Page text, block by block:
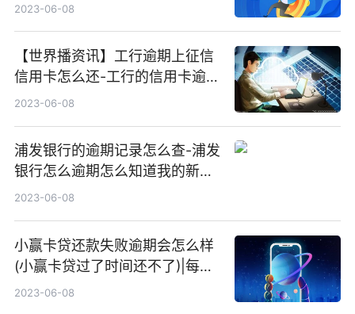
2023-06-08
【世界播资讯】工行逾期上征信
信用卡怎么还-工行的信用卡逾期
会扣工行的工资卡么
2023-06-08
浦发银行的逾期记录怎么查-浦发
银行怎么逾期怎么知道我的新地
址 全球实时
2023-06-08
小赢卡贷还款失败逾期会怎么样
(小赢卡贷过了时间还不了)|每日
速递
2023-06-08